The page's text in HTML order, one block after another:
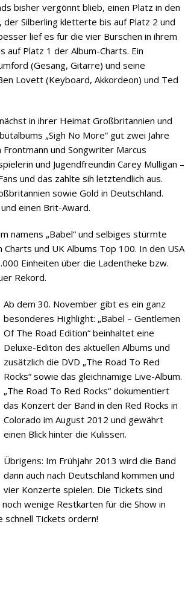
bisher vergönnt blieb, einen Platz in den
Silberling kletterte bis auf Platz 2 und
lief es für die vier Burschen in ihrem
auf Platz 1 der Album-Charts. Ein
(Gesang, Gitarre) und seine
Lovett (Keyboard, Akkordeon) und Ted
in ihrer Heimat Großbritannien und
„Sigh No More“ gut zwei Jahre
und Songwriter Marcus
und Jugendfreundin Carey Mulligan –
und das zahlte sih letztendlich aus.
sowie Gold in Deutschland.
einen Brit-Award.
namens „Babel“ und selbiges stürmte
und UK Albums Top 100. In den USA
Einheiten über die Ladentheke bzw.
Rekord.
Ab dem 30. November gibt es ein ganz
besonderes Highlight: „Babel – Gentlemen
Of The Road Edition“ beinhaltet eine
Deluxe-Editon des aktuellen Albums und
zusätzlich die DVD „The Road To Red
Rocks“ sowie das gleichnamige Live-Album.
„The Road To Red Rocks“ dokumentiert
das Konzert der Band in den Red Rocks in
Colorado im August 2012 und gewährt
einen Blick hinter die Kulissen.
Übrigens: Im Frühjahr 2013 wird die Band
dann auch nach Deutschland kommen und
vier Konzerte spielen. Die Tickets sind
wenige Restkarten für die Show in
schnell Tickets ordern!